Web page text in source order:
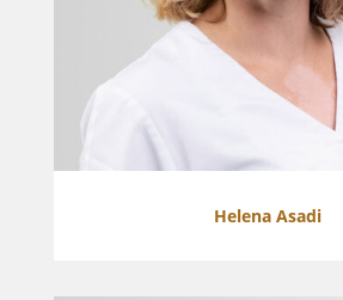
Helena Asadi